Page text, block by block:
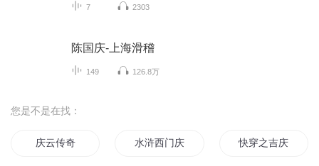
7 2303
陈国庆-上海滑稽
149 126.8万
您是不是在找：
庆云传奇 水浒西门庆 快穿之吉庆有余